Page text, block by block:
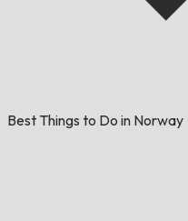
Best Things to Do in Norway